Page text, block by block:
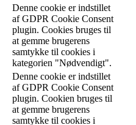
Denne cookie er indstillet
af GDPR Cookie Consent
plugin. Cookies bruges til
at gemme brugerens
samtykke til cookies i
kategorien "Nødvendigt".
Denne cookie er indstillet
af GDPR Cookie Consent
plugin. Cookien bruges til
at gemme brugerens
samtykke til cookies i